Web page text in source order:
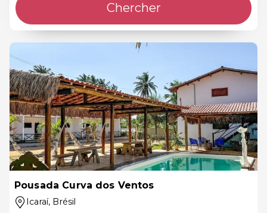
Chercher
Pousada Curva dos Ventos
Icaraí, Brésil